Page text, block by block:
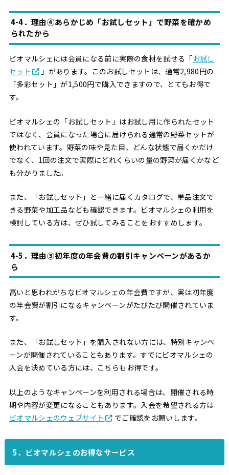
4-4．理由④あらかじめ「お試しセット」で野菜を確かめ
られたから
ビオマルシェには会員になる前に実際の食材を試せる「お試し
セット
」があります。このお試しセットは、通常2,980円の
「多彩セット」が1,500円で購入できますので、とてもお得で
す。
ビオマルシェの「お試しセット」はお試し用に作られたセット
ではなく、会員になった場合に届けられる通常の野菜セットが
使われています。野菜の味や見た目、どんな状態で届くかだけ
でなく、1回の注文で実際にどれくらいの量の野菜が届くかなど
も分かりました。
また、「お試しセット」と一緒に届くカタログで、単品注文で
きる野菜や加工品なども確認できます。ビオマルシェの利用を
検討している方は、ぜひ試してみることをおすすめします。
4-5．理由⑤初年度の年会費の割引キャンペーンがあるか
ら
高いと思われがちなビオマルシェの年会費ですが、実は初年度
の年会費が割引になるキャンペーンがたびたび開催されていま
す。
また、「お試しセット」を購入されない方には、特別キャンペ
ーンが開催されていることもあります。すでにビオマルシェの
入会を決めている方には、こちらもお得です。
以上のようなキャンペーンを利用される場合は、開催される時
期や内容が変更になることもあります。入会を希望される方は
ビオマルシェのウェブサイト
でご確認をお願いします。
5．ビオマルシェのお得なサービス